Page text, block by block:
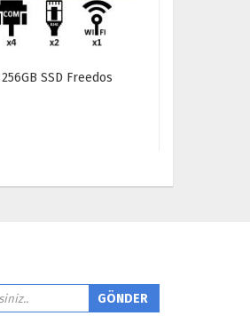
8GB 250GB SSD
Pc